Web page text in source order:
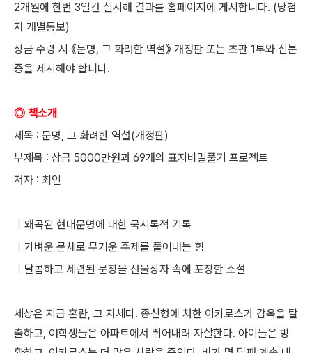
2개월에 한번 3일간 실시해 결과를 홈페이지에 게시합니다. (당첨
자 개별통보)
상금 수령 시 《문명, 그 화려한 역설》 개정판 또는 초판 1부와 신분
증을 제시해야 합니다.
◎ 책소개
제목 : 문명, 그 화려한 역설(개정판)
부제목 : 상금 5000만원과 69개의 표지비밀풀기 프로젝트
저자 : 최인
｜왜곡된 현대문명에 대한 묵시록적 기록
｜가벼운 문체로 무거운 주제를 풀어내는 힘
｜달콤하고 세련된 문장을 선물상자 속에 포장한 소설
세상은 지금 혼란, 그 자체다. 종신형에 처한 이카로스가 감옥을 탈
출하고, 여학생들은 아파트에서 뛰어내려 자살한다. 아이들은 방